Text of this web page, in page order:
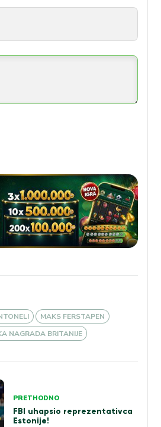
MAKS FERSTAPEN
NAGRADA BRITANIJE
PRETHODNO
FBI uhapsio reprezentativca
Estonije!